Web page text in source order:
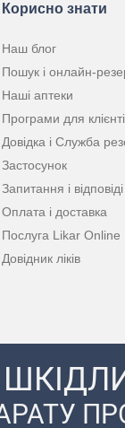
Корисно знати
Наш блог
Пошук і онлайн-
Наші аптеки
Програми для
Довідка і Служба
Застосунок
Запитання і відповіді
Оплата і доставка
Послуга Likar Online
Довідник ліків